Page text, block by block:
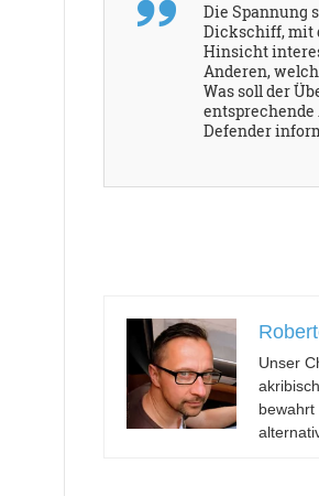
Die Spannung
Dickschiff, mit
Hinsicht
Anderen,
Was soll der
Defender
Unser